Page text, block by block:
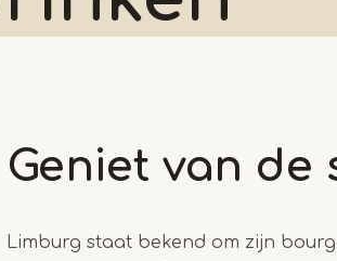
Geniet van de
Limburg staat bekend om zijn